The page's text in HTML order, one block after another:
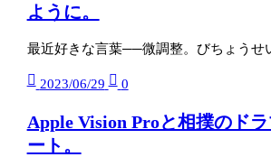
ように。
最近好きな言葉──微調整。びちょう
2023/06/29 0
Apple Vision Proと相撲のド
ート。